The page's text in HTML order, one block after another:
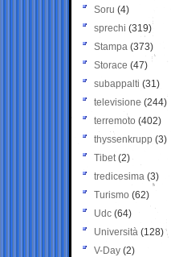
Soru (4)
sprechi (319)
Stampa (373)
Storace (47)
subappalti (31)
televisione(244)
terremoto (402)
thyssenkrupp (3)
Tibet(2)
tredicesima (3)
Turismo (62)
Udc (64)
Università (128)
V-Day (2)